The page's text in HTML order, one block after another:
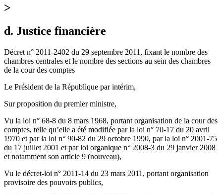
>
d. Justice financière
Décret n° 2011-2402 du 29 septembre 2011, fixant le nombre des
chambres centrales et le nombre des sections au sein des chambres
de la cour des comptes
Le Président de la République par intérim,
Sur proposition du premier ministre,
Vu la loi n° 68-8 du 8 mars 1968, portant organisation de la cour des
comptes, telle qu’elle a été modifiée par la loi n° 70-17 du 20 avril
1970 et par la loi n° 90-82 du 29 octobre 1990, par la loi n° 2001-75
du 17 juillet 2001 et par loi organique n° 2008-3 du 29 janvier 2008
et notamment son article 9 (nouveau),
Vu le décret-loi n° 2011-14 du 23 mars 2011, portant organisation
provisoire des pouvoirs publics,